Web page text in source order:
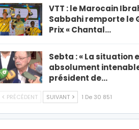
VTT : le Marocain
Sabbahi remporte le
Prix « Chantal…
Sebta : « La situation
absolument
président de…
PRÉCÉDENT SUIVANT 1 De 30 851